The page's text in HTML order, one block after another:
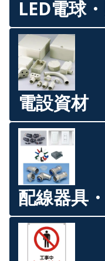
LED電球
電設資材
配線器具